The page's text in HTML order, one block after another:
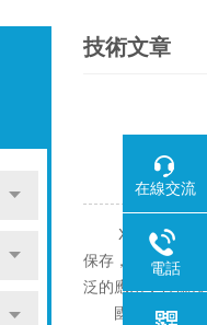
技術文章
X站中文免费版
保存，加水後能
泛的應用，且規
國產
在線交流
電話